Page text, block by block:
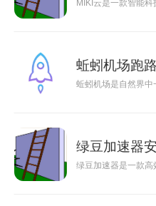
MIKI云是一款智能
蚯蚓机场跑
蚯蚓机场是自然界
绿豆加速器
绿豆加速器是一款